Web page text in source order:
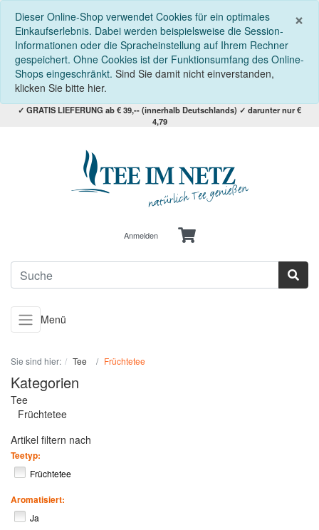
×
Dieser Online-Shop verwendet Cookies für ein optimales
Einkaufserlebnis. Dabei werden beispielsweise die Session-
Informationen oder die Spracheinstellung auf Ihrem Rechner
gespeichert. Ohne Cookies ist der Funktionsumfang des Online-
Shops eingeschränkt. Sind Sie damit nicht einverstanden,
klicken Sie bitte hier.
✓ GRATIS LIEFERUNG ab € 39,-- (innerhalb Deutschlands) ✓ darunter nur €
4,79
Anmelden
Menü
Sie sind hier: Tee Früchtetee
Kategorien
Tee
Früchtetee
Artikel filtern nach
Teetyp:
Früchtetee
Aromatisiert:
Ja